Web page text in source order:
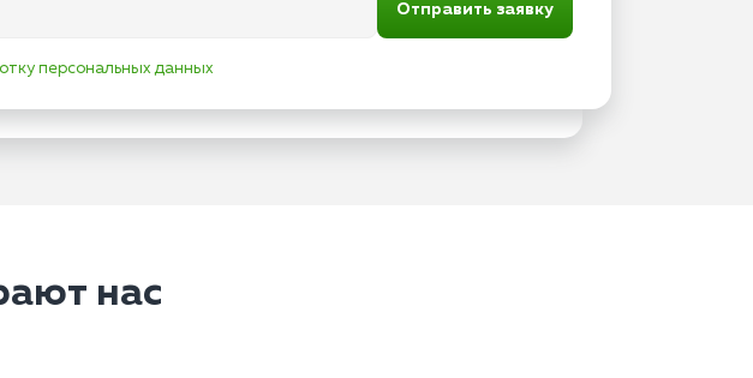
Отправить заявку
персональных данных
нас